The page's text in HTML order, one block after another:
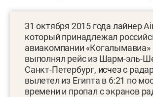
31 октября 2015 года лайнер
который принадлежал
авиакомпании «Когалымавиа»
выполнял рейс из Шарм-эль-
Санкт-Петербург, исчезс
вылетел из Египта в 6:21 по
времени и пропал с экранов